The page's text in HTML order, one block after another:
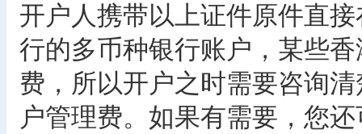
开户人携带以上证件原件直
行的多币种银行账户，某些
费，所以开户之时需要咨询
户管理费。如果有需要，您